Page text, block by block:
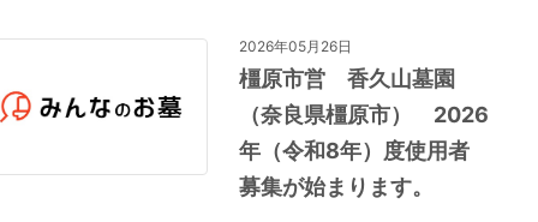
2026年05月26日
橿原市営 香久山墓園
（奈良県橿原市） 2026
年（令和8年）度使用者
募集が始まります。